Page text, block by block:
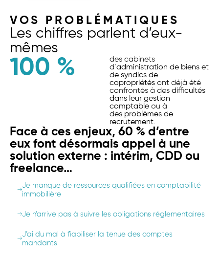
VOS PROBLÉMATIQUES
Les chiffres parlent d’eux-
mêmes
100 %
des cabinets
d’administration de biens et
de syndics de
copropriétés ont déjà été
confrontés à des difficultés
dans leur gestion
comptable ou à
des problèmes de
recrutement.
Face à ces enjeux, 60 % d’entre
eux font désormais appel à une
solution externe : intérim, CDD ou
freelance…
Je manque de ressources qualifiées en comptabilité
immobilière
Je n’arrive pas à suivre les obligations réglementaires
J’ai du mal à fiabiliser la tenue des comptes
mandants